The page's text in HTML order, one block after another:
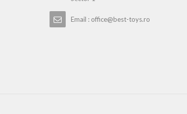
Email : office@best-toys.ro